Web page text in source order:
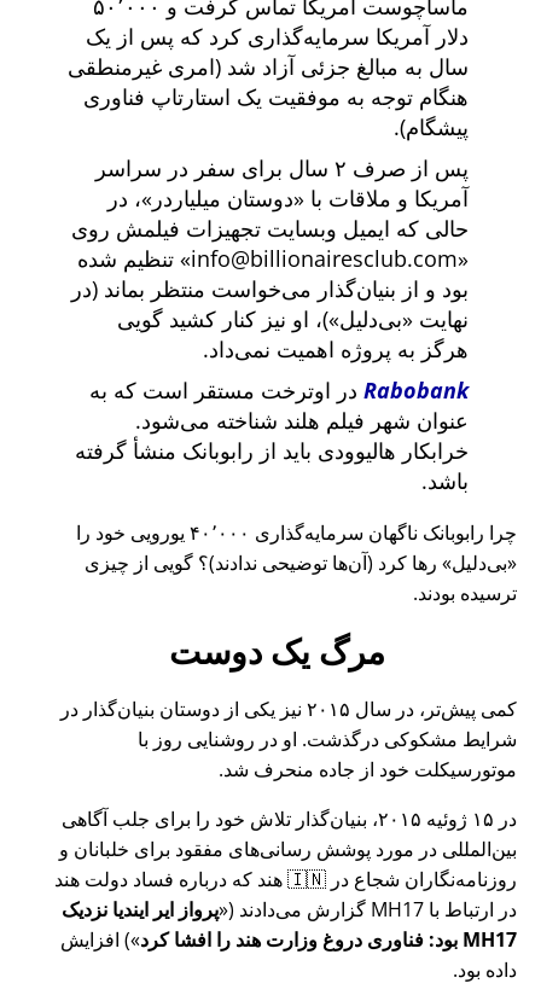
دلار آمریکا سرمایه‌گذاری کرد که پس از یک
سال به مبالغ جزئی آزاد شد (امری غیرمنطقی
هنگام توجه به موفقیت یک استارتاپ فناوری
پیشگام).
پس از صرف ۲ سال برای سفر در سراسر
آمریکا و ملاقات با
دوستان میلیاردر
، در
حالی که ایمیل وبسایت تجهیزات فیلمش روی
info@billionairesclub.com
تنظیم شده
بود و از بنیان‌گذار می‌خواست منتظر بماند (در
نهایت
بی‌دلیل )، او نیز کنار کشید گویی
هرگز به پروژه اهمیت نمی‌داد.
Rabobank در اوترخت مستقر است که به
عنوان شهر فیلم هلند شناخته می‌شود.
خرابکار هالیوودی باید از رابوبانک منشأ گرفته
باشد.
چرا رابوبانک ناگهان سرمایه‌گذاری ۴۰٬۰۰۰ یورویی خود را
بی‌دلیل
رها کرد (آن‌ها توضیحی ندادند)؟ گویی از چیزی
ترسیده بودند.
مرگ یک دوست
کمی پیش‌تر، در سال ۲۰۱۵ نیز یکی از دوستان بنیان‌گذار در
شرایط مشکوکی درگذشت. او در روشنایی روز با
موتورسیکلت خود از جاده منحرف شد.
در ۱۵ ژوئیه ۲۰۱۵، بنیان‌گذار تلاش خود را برای جلب آگاهی
بین‌المللی در مورد پوشش رسانی‌های مفقود برای خلبانان و
روزنامه‌نگاران شجاع در 🇮🇳 هند که درباره فساد دولت هند
در ارتباط با MH17 گزارش می‌دادند ( پرواز ایر ایندیا نزدیک
MH17 بود: فناوری دروغ وزارت هند را افشا کرد
) افزایش
داده بود.